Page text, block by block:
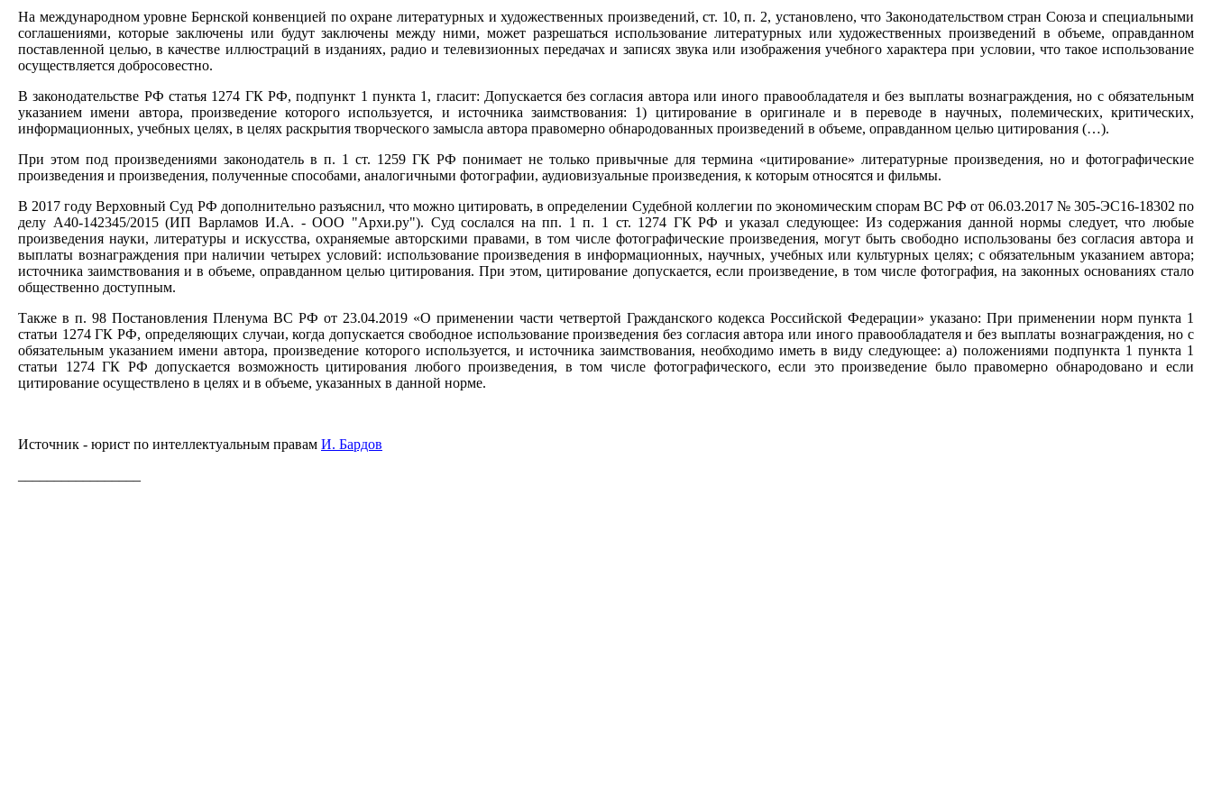
На международном уровне Бернской конвенцией по охране литературных и художественных произведений, ст. 10, п. 2, установлено, что Законодательством стран Союза и специальными
соглашениями, которые заключены или будут заключены между ними, может разрешаться использование литературных или художественных произведений в объеме, оправданном
поставленной целью, в качестве иллюстраций в изданиях, радио и телевизионных передачах и записях звука или изображения учебного характера при условии, что такое использование
осуществляется добросовестно.
В законодательстве РФ статья 1274 ГК РФ, подпункт 1 пункта 1, гласит: Допускается без согласия автора или иного правообладателя и без выплаты вознаграждения, но с обязательным
указанием имени автора, произведение которого используется, и источника заимствования: 1) цитирование в оригинале и в переводе в научных, полемических, критических,
информационных, учебных целях, в целях раскрытия творческого замысла автора правомерно обнародованных произведений в объеме, оправданном целью цитирования (…).
При этом под произведениями законодатель в п. 1 ст. 1259 ГК РФ понимает не только привычные для термина «цитирование» литературные произведения, но и фотографические
произведения и произведения, полученные способами, аналогичными фотографии, аудиовизуальные произведения, к которым относятся и фильмы.
В 2017 году Верховный Суд РФ дополнительно разъяснил, что можно цитировать, в определении Судебной коллегии по экономическим спорам ВС РФ от 06.03.2017 № 305-ЭС16-18302 по
делу А40-142345/2015 (ИП Варламов И.А. - ООО "Архи.ру"). Суд сослался на пп. 1 п. 1 ст. 1274 ГК РФ и указал следующее: Из содержания данной нормы следует, что любые
произведения науки, литературы и искусства, охраняемые авторскими правами, в том числе фотографические произведения, могут быть свободно использованы без согласия автора и
выплаты вознаграждения при наличии четырех условий: использование произведения в информационных, научных, учебных или культурных целях; с обязательным указанием автора;
источника заимствования и в объеме, оправданном целью цитирования. При этом, цитирование допускается, если произведение, в том числе фотография, на законных основаниях стало
общественно доступным.
Также в п. 98 Постановления Пленума ВС РФ от 23.04.2019 «О применении части четвертой Гражданского кодекса Российской Федерации» указано: При применении норм пункта 1
статьи 1274 ГК РФ, определяющих случаи, когда допускается свободное использование произведения без согласия автора или иного правообладателя и без выплаты вознаграждения, но с
обязательным указанием имени автора, произведение которого используется, и источника заимствования, необходимо иметь в виду следующее: а) положениями подпункта 1 пункта 1
статьи 1274 ГК РФ допускается возможность цитирования любого произведения, в том числе фотографического, если это произведение было правомерно обнародовано и если
цитирование осуществлено в целях и в объеме, указанных в данной норме.
Источник - юрист по интеллектуальным правам И. Бардов